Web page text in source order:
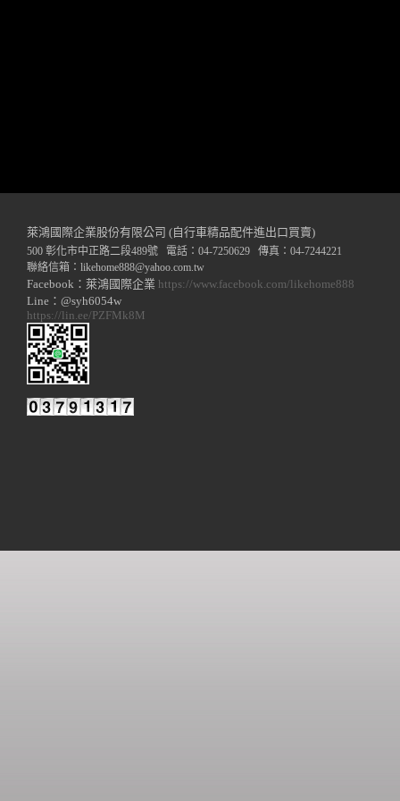
萊鴻國際企業股份有限公司 (自行車精品配件進出口買賣)
500 彰化市中正路二段489號 電話：04-7250629 傳真：04-7244221
聯絡信箱： likehome888@yahoo.com.tw
Facebook：萊鴻國際企業 https://www.facebook.com/likehome888
Line：@syh6054w
https://lin.ee/PZFMk8M